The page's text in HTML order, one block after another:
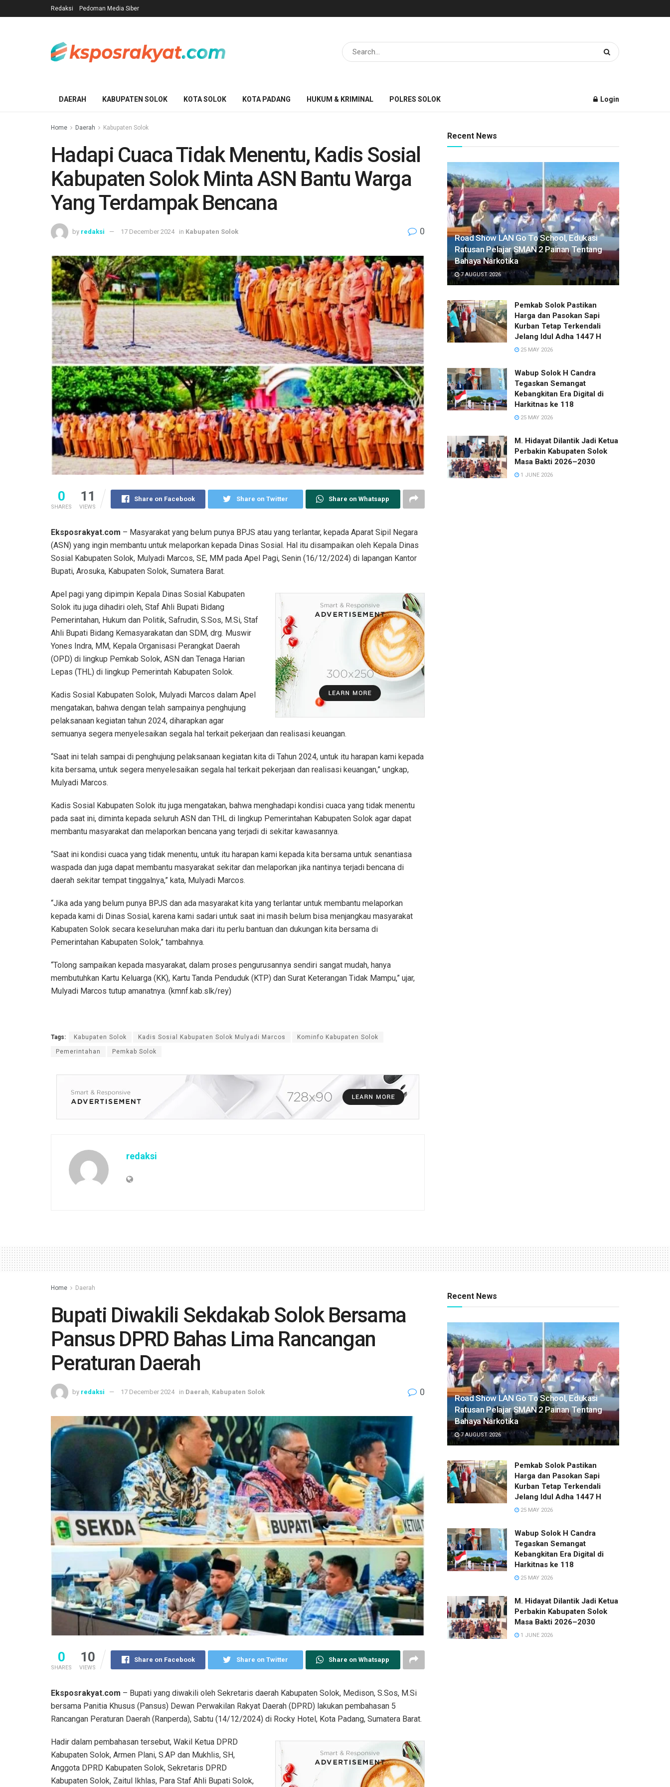
Redaksi Pedoman Media Siber
DAERAH KABUPATEN SOLOK KOTA SOLOK KOTA PADANG HUKUM & KRIMINAL POLRES SOLOK Login
Home Daerah Kabupaten Solok
Hadapi Cuaca Tidak Menentu, Kadis Sosial
Kabupaten Solok Minta ASN Bantu Warga
Yang Terdampak Bencana
by redaksi 17 December 2024 in Kabupaten Solok 0
0
SHARES
11
VIEWS
Share on Facebook Share on Twitter Share on Whatsapp
Eksposrakyat.com – Masyarakat yang belum punya BPJS atau yang terlantar, kepada Aparat Sipil Negara
(ASN) yang ingin membantu untuk melaporkan kepada Dinas Sosial. Hal itu disampaikan oleh Kepala Dinas
Sosial Kabupaten Solok, Mulyadi Marcos, SE, MM pada Apel Pagi, Senin (16/12/2024) di lapangan Kantor
Bupati, Arosuka, Kabupaten Solok, Sumatera Barat.
Apel pagi yang dipimpin Kepala Dinas Sosial Kabupaten
Solok itu juga dihadiri oleh, Staf Ahli Bupati Bidang
Pemerintahan, Hukum dan Politik, Safrudin, S.Sos, M.Si, Staf
Ahli Bupati Bidang Kemasyarakatan dan SDM, drg. Muswir
Yones Indra, MM, Kepala Organisasi Perangkat Daerah
(OPD) di lingkup Pemkab Solok, ASN dan Tenaga Harian
Lepas (THL) di lingkup Pemerintah Kabupaten Solok.
Kadis Sosial Kabupaten Solok, Mulyadi Marcos dalam Apel
mengatakan, bahwa dengan telah sampainya penghujung
pelaksanaan kegiatan tahun 2024, diharapkan agar
semuanya segera menyelesaikan segala hal terkait pekerjaan dan realisasi keuangan.
“Saat ini telah sampai di penghujung pelaksanaan kegiatan kita di Tahun 2024, untuk itu harapan kami kepada
kita bersama, untuk segera menyelesaikan segala hal terkait pekerjaan dan realisasi keuangan,” ungkap,
Mulyadi Marcos.
Kadis Sosial Kabupaten Solok itu juga mengatakan, bahwa menghadapi kondisi cuaca yang tidak menentu
pada saat ini, diminta kepada seluruh ASN dan THL di lingkup Pemerintahan Kabupaten Solok agar dapat
membantu masyarakat dan melaporkan bencana yang terjadi di sekitar kawasannya.
“Saat ini kondisi cuaca yang tidak menentu, untuk itu harapan kami kepada kita bersama untuk senantiasa
waspada dan juga dapat membantu masyarakat sekitar dan melaporkan jika nantinya terjadi bencana di
daerah sekitar tempat tinggalnya,” kata, Mulyadi Marcos.
“Jika ada yang belum punya BPJS dan ada masyarakat kita yang terlantar untuk membantu melaporkan
kepada kami di Dinas Sosial, karena kami sadari untuk saat ini masih belum bisa menjangkau masyarakat
Kabupaten Solok secara keseluruhan maka dari itu perlu bantuan dan dukungan kita bersama di
Pemerintahan Kabupaten Solok,” tambahnya.
“Tolong sampaikan kepada masyarakat, dalam proses pengurusannya sendiri sangat mudah, hanya
membutuhkan Kartu Keluarga (KK), Kartu Tanda Penduduk (KTP) dan Surat Keterangan Tidak Mampu,” ujar,
Mulyadi Marcos tutup amanatnya. (kmnf.kab.slk/rey)
Tags: Kabupaten Solok Kadis Sosial Kabupaten Solok Mulyadi Marcos Kominfo Kabupaten Solok
Pemerintahan Pemkab Solok
redaksi
Recent News
Road Show LAN Go To School, Edukasi
Ratusan Pelajar SMAN 2 Painan Tentang
Bahaya Narkotika
7 AUGUST 2026
Pemkab Solok Pastikan
Harga dan Pasokan Sapi
Kurban Tetap Terkendali
Jelang Idul Adha 1447 H
25 MAY 2026
Wabup Solok H Candra
Tegaskan Semangat
Kebangkitan Era Digital di
Harkitnas ke 118
25 MAY 2026
M. Hidayat Dilantik Jadi Ketua
Perbakin Kabupaten Solok
Masa Bakti 2026–2030
1 JUNE 2026
Home Daerah
Bupati Diwakili Sekdakab Solok Bersama
Pansus DPRD Bahas Lima Rancangan
Peraturan Daerah
by redaksi 17 December 2024 in Daerah Kabupaten Solok 0
0
SHARES
10
VIEWS
Share on Facebook Share on Twitter Share on Whatsapp
Eksposrakyat.com – Bupati yang diwakili oleh Sekretaris daerah Kabupaten Solok, Medison, S.Sos, M.Si
bersama Panitia Khusus (Pansus) Dewan Perwakilan Rakyat Daerah (DPRD) lakukan pembahasan 5
Rancangan Peraturan Daerah (Ranperda), Sabtu (14/12/2024) di Rocky Hotel, Kota Padang, Sumatera Barat.
Hadir dalam pembahasan tersebut, Wakil Ketua DPRD
Kabupaten Solok, Armen Plani, S.AP dan Mukhlis, SH,
Anggota DPRD Kabupaten Solok, Sekretaris DPRD
Kabupaten Solok, Zaitul Ikhlas, Para Staf Ahli Bupati Solok,
Recent News
Road Show LAN Go To School, Edukasi
Ratusan Pelajar SMAN 2 Painan Tentang
Bahaya Narkotika
7 AUGUST 2026
Pemkab Solok Pastikan
Harga dan Pasokan Sapi
Kurban Tetap Terkendali
Jelang Idul Adha 1447 H
25 MAY 2026
Wabup Solok H Candra
Tegaskan Semangat
Kebangkitan Era Digital di
Harkitnas ke 118
25 MAY 2026
M. Hidayat Dilantik Jadi Ketua
Perbakin Kabupaten Solok
Masa Bakti 2026–2030
1 JUNE 2026